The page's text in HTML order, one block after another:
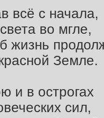
всё с начала,
во мгле,
жизнь
Земле.
и в острогах
сил,